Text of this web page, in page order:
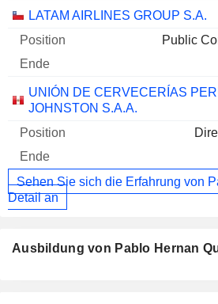
LATAM AIRLINES GROUP S.A.
Public
UNIÓN DE CERVECERÍAS
JOHNSTON S.A.A.
Sehen Sie sich die Erfahrung von
Detail an
Ausbildung von Pablo Hernan